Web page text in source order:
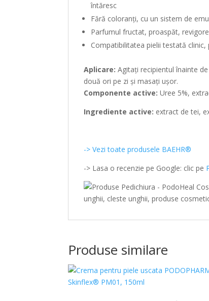
întăresc
Fără coloranți, cu un sistem de
Parfumul fructat, proaspăt,
Compatibilitatea pielii testată
Aplicare: Agitați recipientul înainte
două ori pe zi și masați ușor.
Componente active: Uree 5%,
Ingrediente active: extract de tei,
-> Vezi toate produsele BAEHR®
-> Lasa o recenzie pe Google: clic pe
Produse similare